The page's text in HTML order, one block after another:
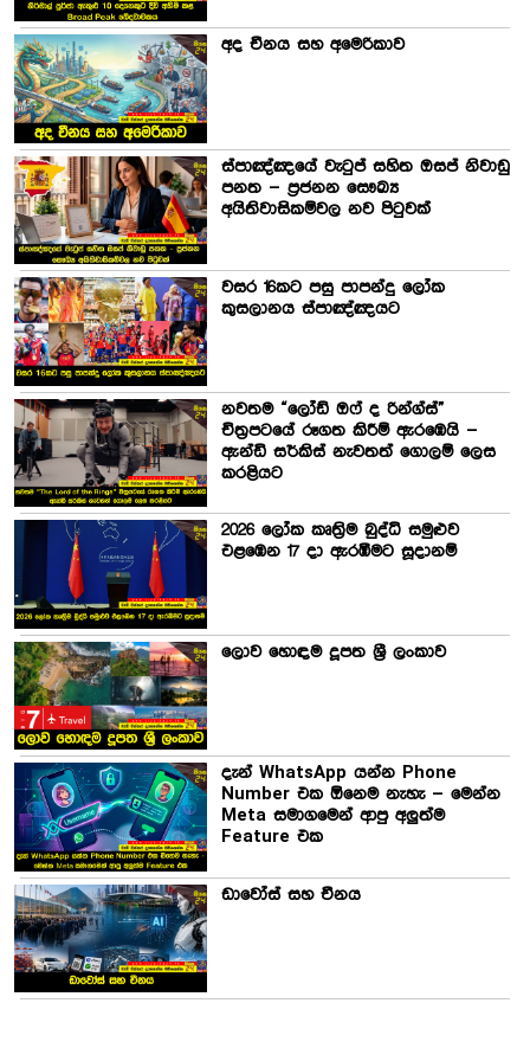
අද චීනය සහ අමෙරිකාව
ස්පාඤ්ඤයේ වැටුප් සහිත ඔසප් නිවාඩු
පනත – ප්‍රජනන සෞඛ්‍ය
අයිතිවාසිකම්වල නව පිටුවක්
වසර 16කට පසු පාපන්දු ලෝක
කුසලානය ස්පාඤ්ඤයට
නවතම “ලෝඩ් ඔෆ් ද රින්ග්ස්”
චිත්‍රපටයේ රූගත කිරීම් ඇරඹෙයි –
ඇන්ඩි සර්කිස් නැවතත් ගොලම් ලෙස
කරළියට
2026 ලෝක කෘත්‍රිම බුද්ධි සමුළුව
එළඹෙන 17 දා ඇරඹීමට සූදානම්
ලොව හොඳම දූපත ශ්‍රී ලංකාව
දැන් WhatsApp යන්න Phone
Number එක ඕනෙම නැහැ – මෙන්න
Meta සමාගමෙන් ආපු අලුත්ම
Feature එක
ඩාවෝස් සහ චීනය